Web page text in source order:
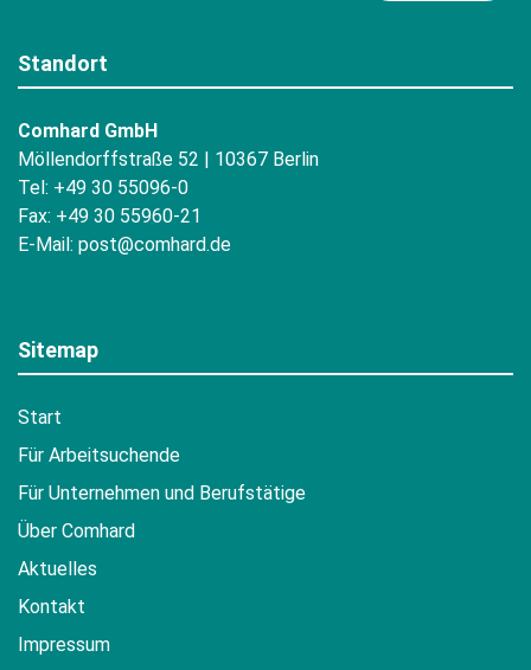
Standort
Comhard GmbH
Möllendorffstraße 52 | 10367 Berlin
Tel: +49 30 55096-0
Fax: +49 30 55960-21
E-Mail: post@comhard.de
Sitemap
Start
Für Arbeitsuchende
Für Unternehmen und Berufstätige
Über Comhard
Aktuelles
Kontakt
Impressum